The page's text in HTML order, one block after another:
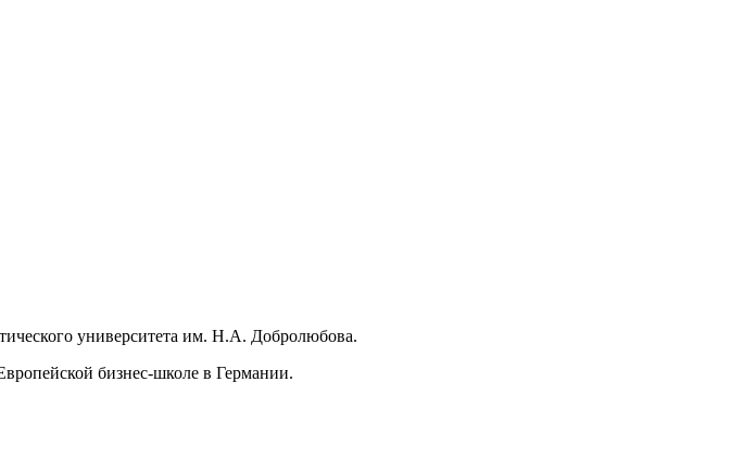
университета им. Н.А. Добролюбова.
бизнес-школе в Германии.